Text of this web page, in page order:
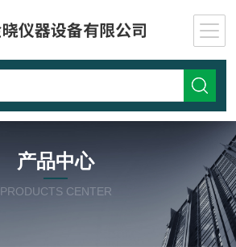
产品中心
PRODUCTS CENTER